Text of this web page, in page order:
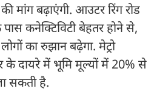
मांग बढ़ाएंगी. आउटर रिंग रोड
कनेक्टिविटी बेहतर होने से,
का रुझान बढ़ेगा. मेट्रो
के दायरे में भूमि मूल्यों में 20% से
सकती है.